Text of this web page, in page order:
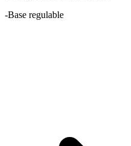
-Base regulable